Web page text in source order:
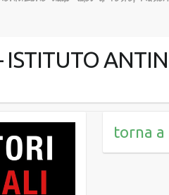
ISTITUTO
torna